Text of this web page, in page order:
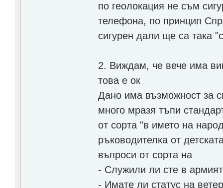
по геолокация не съм
телефона, по принцип
сигурен дали ще са така
2. Виждам, че вече има
това е ок
Дано има възможност за
много мразя тъпи
от сорта "в името на
ръководителка от
въпроси от сорта на
- Служили ли сте в
- Имате ли статус на